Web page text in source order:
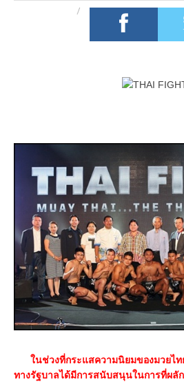
ในช่วงที่กระแสความนิยมของมวยไท
ทางรัฐบาลได้มีการสนับสนุนในการที่ผลั